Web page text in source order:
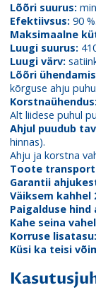
Lõõri suurus:
Efektiivsus:90 %.
Maksimaalne
Luugi suurus:
Luugi värv:
Lõõri
kõrguse ahju
Alt liidese puhul
Ahjul puudub
hinnas).
Ahju ja korstna
Toote transport
Garantii
Väiksem kahhel
Paigalduse hind
Kahe seina
Korruse
Küsi ka teisi